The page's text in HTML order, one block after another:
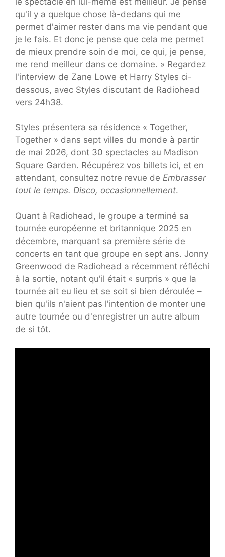
qu'il y a quelque chose là-dedans qui me
permet d'aimer rester dans ma vie pendant que
je le fais. Et donc je pense que cela me permet
de mieux prendre soin de moi, ce qui, je pense,
me rend meilleur dans ce domaine. » Regardez
l'interview de Zane Lowe et Harry Styles ci-
dessous, avec Styles discutant de Radiohead
vers 24h38.
Styles présentera sa résidence « Together,
Together » dans sept villes du monde à partir
de mai 2026, dont 30 spectacles au Madison
Square Garden. Récupérez vos billets ici, et en
attendant, consultez notre revue de Embrasser
tout le temps. Disco, occasionnellement.
Quant à Radiohead, le groupe a terminé sa
tournée européenne et britannique 2025 en
décembre, marquant sa première série de
concerts en tant que groupe en sept ans. Jonny
Greenwood de Radiohead a récemment réfléchi
à la sortie, notant qu'il était « surpris » que la
tournée ait eu lieu et se soit si bien déroulée –
bien qu'ils n'aient pas l'intention de monter une
autre tournée ou d'enregistrer un autre album
de si tôt.